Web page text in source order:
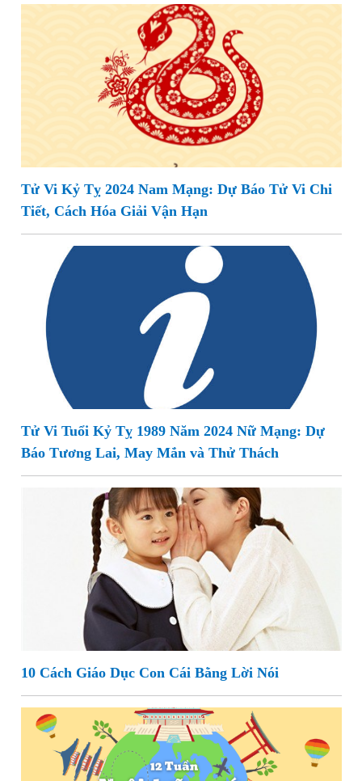
Tử Vi Kỷ Tỵ 2024 Nam Mạng: Dự Báo Tử Vi Chi
Tiết, Cách Hóa Giải Vận Hạn
Tử Vi Tuổi Kỷ Tỵ 1989 Năm 2024 Nữ Mạng: Dự
Báo Tương Lai, May Mắn và Thử Thách
10 Cách Giáo Dục Con Cái Bằng Lời Nói